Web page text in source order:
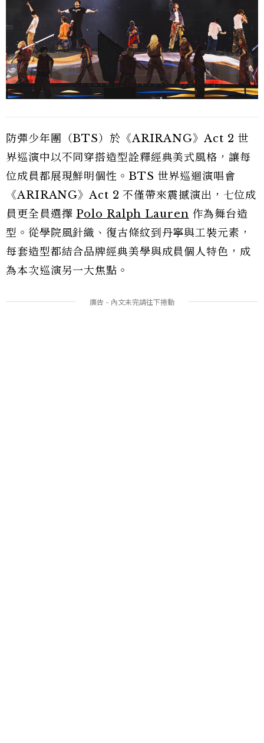
防彈少年團（BTS）於《ARIRANG》Act 2 世
界巡演中以不同穿搭造型詮釋經典美式風格，讓每
位成員都展現鮮明個性。BTS 世界巡迴演唱會
《ARIRANG》Act 2 不僅帶來震撼演出，七位成
員更全員選擇 Polo Ralph Lauren 作為舞台造
型。從學院風針織、復古條紋到丹寧與工裝元素，
每套造型都結合品牌經典美學與成員個人特色，成
為本次巡演另一大焦點。